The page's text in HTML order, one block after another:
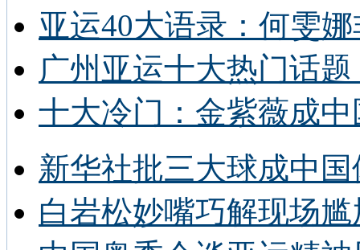
亚运40大语录：何雯
广州亚运十大热门话
十大冷门：金紫薇成
新华社批三大球成中
白岩松妙嘴巧解现场